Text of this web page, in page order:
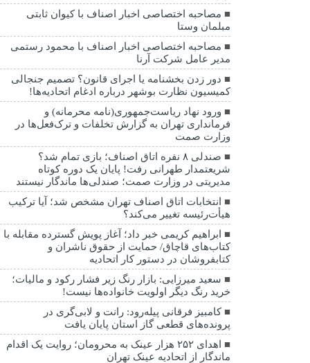
مصاحبه اختصاصی اخبار اصناف با کیوان ثابتی
مبلمان وستا
مصاحبه اختصاصی اخبار اصناف با محمود رستمی
مدیر عامل شرکت آرنا
دور زدن بخشنامه یا اجرای قانون؟ تصمیم جنجالی
کمیسیون نظارت بوشهر درباره ادغام اتحادیه‌ها!
ورود نهاد ریاست‌جمهوری(نامه محرمانه) و
فرمانداری تهران به گزارش تخلفات و ترک‌فعل‌ها در
وزارت صمت
صندلی ۸ نفره اتاق اصناف؛ بازی تمام شد؟
شریعتمدار طهرانی رفت! پایان یک دوره کوتاه
مدیریتی در وزارت صمت؛ صندلی‌ها ماندگار نیستند
انتخابات اتاق اصناف تهران مشخص شد؛ آیا ترکیب
هیأت‌رئیسه تغییر می‌کند؟
ابراهیم کریمی خبر داد؛ آغاز پویش گسترده مقابله با
کتاب‌های قاچاق/ حمایت از حقوق ناشران و
کتابفروشان در دستور کار اتحادیه
سعید میرزایی: بازار رنگ زیر فشار رکود و مالیات؛
خرید رنگ دیگر اولویت خانواده‌ها نیست!
کامبیز فرقانی پیله‌رود: رانت و لابی‌گری در
پرونده‌های قطعی گاز استان پایان یافت
اهدای ۲۵۲ هزار عینک به محرومان؛ روایت یک اقدام
ماندگار از اتحادیه عینک تهران